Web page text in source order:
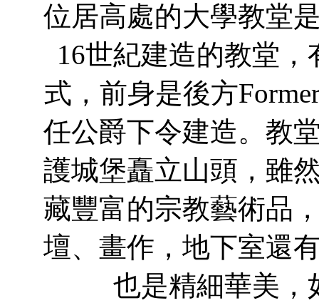
位居高處的大學教堂
16世紀建造的教堂
式，前身是後方
任公爵下令建造。教
護城堡矗立山頭，雖
藏豐富的宗教藝術品
壇、畫作，地下室還
也是精細華美，